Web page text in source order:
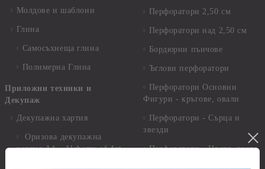
Молдове и шаблони
Глина
Самосъхнеща глина
Полимерна Глина
Приложни техники и
Декупаж
Декупажна хартия
Оризова декупажна
хартия А4 - Alchemy of Art -
Перфоратори 2,50 см
Перфоратори над 2,50 см
Бордюрни пънчове
Ъглови перфоратори
Перфоратори Основни
Фигури - кръгове, овали
Перфоратори - Сърца и
звезди
Перфоратори - Цветя, листа